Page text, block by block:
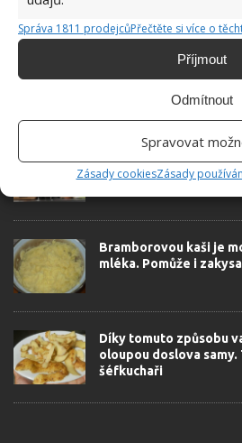
Správa 1811 prodejcůPřečtěte si více o
Příjmout
Odmítnout
Spravovat
Zásady cookiesZásady
které přicházíte o řadu
Bramborovou kaši je
mléka. Pomůže i
Díky tomuto způsobu
oloupou doslova
šéfkuchaři